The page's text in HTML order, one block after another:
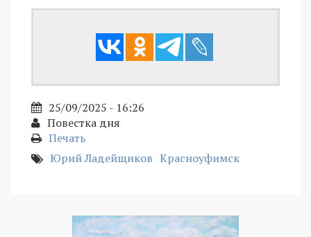
25/09/2025 - 16:26
Повестка дня
Печать
Юрий Ладейщиков Красноуфимск